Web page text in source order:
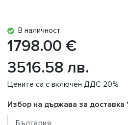
В наличност
1798.00 €
3516.58 лв.
Цените са с включен ДДС 20%
Избор на държава за доставка